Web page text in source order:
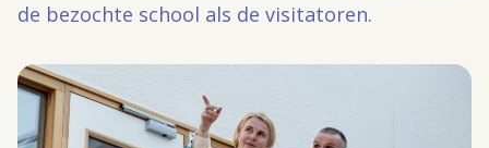
de bezochte school als de visitatoren.